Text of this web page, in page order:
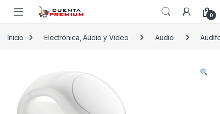
Skip to navigation
Skip to content
0
Inicio Electrónica, Audio y Video Audio